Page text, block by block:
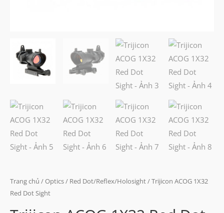
Trang chủ /Optics/ Red Dot/Reflex/Holosight/ Trijicon ACOG 1X32
Red Dot Sight